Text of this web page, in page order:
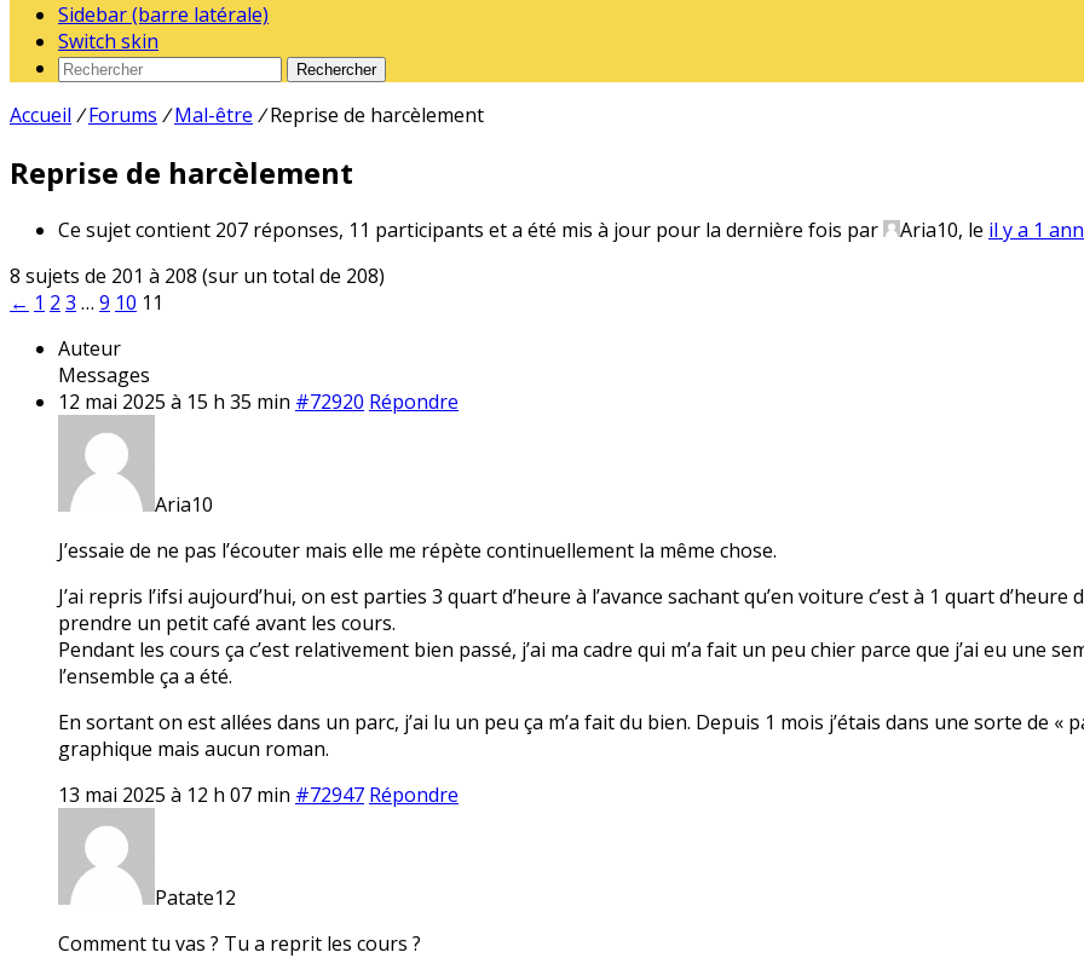
Sidebar (barre latérale)
Switch skin
Rechercher
Accueil / Forums / Mal-être / Reprise de harcèlement
Reprise de harcèlement
Ce sujet contient 207 réponses, 11 participants et a été mis à jour pour la dernière fois par Aria10, le il y a 1
8 sujets de 201 à 208 (sur un total de 208)
← 1 2 3 … 9 10 11
Auteur
Messages
12 mai 2025 à 15 h 35 min #72920 Répondre
Aria10
J’essaie de ne pas l’écouter mais elle me répète continuellement la même chose.
J’ai repris l’ifsi aujourd’hui, on est parties 3 quart d’heure à l’avance sachant qu’en voiture c’est à 1 quart
prendre un petit café avant les cours.
Pendant les cours ça c’est relativement bien passé, j’ai ma cadre qui m’a fait un peu chier parce que j’ai eu une
l’ensemble ça a été.
En sortant on est allées dans un parc, j’ai lu un peu ça m’a fait du bien. Depuis 1 mois j’étais dans une sorte de «
graphique mais aucun roman.
13 mai 2025 à 12 h 07 min #72947 Répondre
Patate12
Comment tu vas ? Tu a reprit les cours ?